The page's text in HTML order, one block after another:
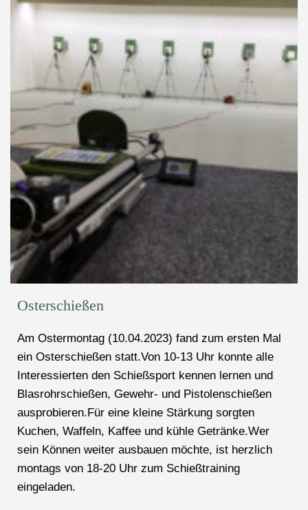
Osterschießen
Am Ostermontag (10.04.2023) fand zum ersten Mal
ein Osterschießen statt.Von 10-13 Uhr konnte alle
Interessierten den Schießsport kennen lernen und
Blasrohrschießen, Gewehr- und Pistolenschießen
ausprobieren.Für eine kleine Stärkung sorgten
Kuchen, Waffeln, Kaffee und kühle Getränke.Wer
sein Können weiter ausbauen möchte, ist herzlich
montags von 18-20 Uhr zum Schießtraining
eingeladen.